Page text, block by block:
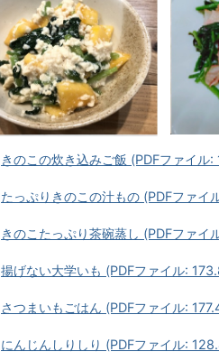
きのこの炊き込みご飯 (PDFファイル:
たっぷりきのこの汁もの (PDFファイ
きのこたっぷり茶碗蒸し (PDFファイ
揚げない大学いも (PDFファイル:
さつまいもごはん (PDFファイル:
にんじんしりしり (PDFファイル: